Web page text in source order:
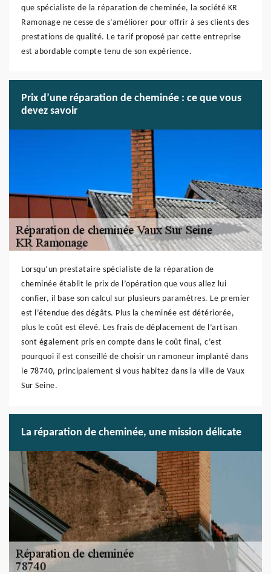
que spécialiste de la réparation de cheminée, la société KR
Ramonage ne cesse de s’améliorer pour offrir à ses clients des
prestations de qualité. Le tarif proposé par cette entreprise
est abordable compte tenu de son expérience.
Prix d’une réparation de cheminée : ce que vous
devez savoir
Lorsqu’un prestataire spécialiste de la réparation de
cheminée établit le prix de l’opération que vous allez lui
confier, il base son calcul sur plusieurs paramètres. Le premier
est l’étendue des dégâts. Plus la cheminée est détériorée,
plus le coût est élevé. Les frais de déplacement de l’artisan
sont également pris en compte dans le coût final, c’est
pourquoi il est conseillé de choisir un ramoneur implanté dans
le 78740, principalement si vous habitez dans la ville de Vaux
Sur Seine.
La réparation de cheminée, une mission délicate